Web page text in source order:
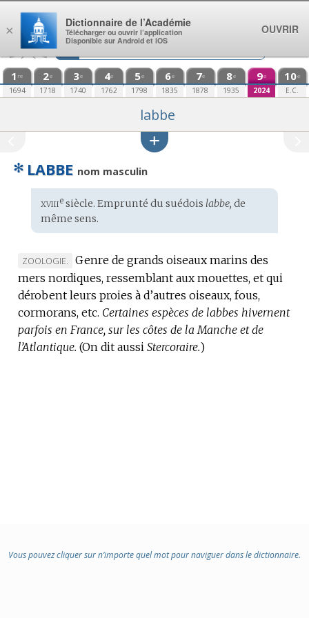
Aller au contenu
1 re
1694
2e
1718
3e
1740
4e
1762
5e
1798
6e
1835
7e
1878
8e
1935
9e
2024
10e
E.C.
labbe
✻ LABBE nom masculin
Étymologie
:
xviiiesiècle. Emprunté du suédois labbe, de
même sens.
MARQUE
DE
DOMAINE
:
ZOOLOGIE.
Genre de grands oiseaux marins des
mers nordiques, ressemblant aux mouettes, et qui
dérobent leurs proies à d’autres oiseaux, fous,
cormorans, etc. Certaines espèces de labbes hivernent
parfois en France, sur les côtes de la Manche et de
l’Atlantique. (On dit aussi Stercoraire.)
Vous pouvez cliquer sur n’importe quel mot pour naviguer dans le dictionnaire.
×
Dictionnaire de l’Académie
Télécharger ou ouvrir l’application
Disponible sur Android et iOS
OUVRIR